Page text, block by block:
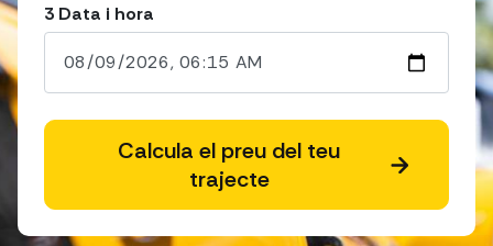
3 Data i hora
Calcula el preu del teu
trajecte